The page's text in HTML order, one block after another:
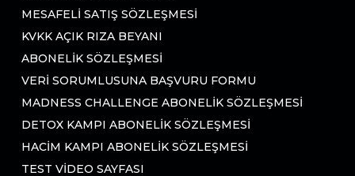
MESAFELI SATIŞ SÖZLEŞMESI
KVKK AÇIK RIZA BEYANI
ABONELIK SÖZLEŞMESI
VERI SORUMLUSUNA BAŞVURU FORMU
MADNESS CHALLENGE ABONELIK SÖZLEŞMESI
DETOX KAMPI ABONELIK SÖZLEŞMESI
HACIM KAMPI ABONELIK SÖZLEŞMESI
TEST VIDEO SAYFASI